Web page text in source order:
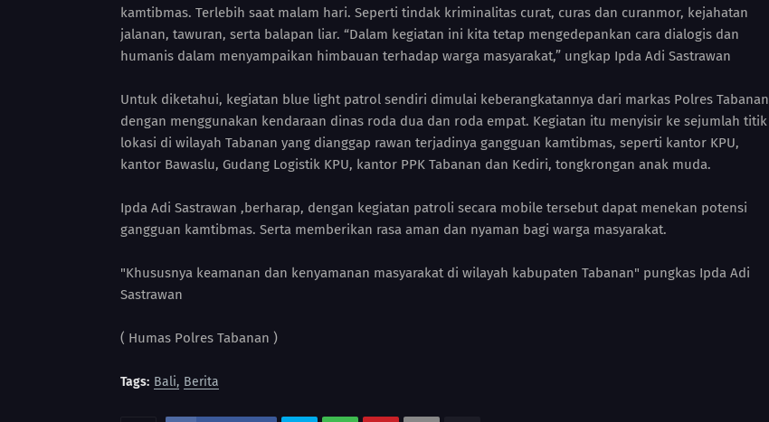
kamtibmas. Terlebih saat malam hari. Seperti tindak kriminalitas curat, curas dan curanmor, kejahatan
jalanan, tawuran, serta balapan liar. “Dalam kegiatan ini kita tetap mengedepankan cara dialogis dan
humanis dalam menyampaikan himbauan terhadap warga masyarakat,” ungkap Ipda Adi Sastrawan
Untuk diketahui, kegiatan blue light patrol sendiri dimulai keberangkatannya dari markas Polres Tabanan
dengan menggunakan kendaraan dinas roda dua dan roda empat. Kegiatan itu menyisir ke sejumlah titik
lokasi di wilayah Tabanan yang dianggap rawan terjadinya gangguan kamtibmas, seperti kantor KPU,
kantor Bawaslu, Gudang Logistik KPU, kantor PPK Tabanan dan Kediri, tongkrongan anak muda.
Ipda Adi Sastrawan ,berharap, dengan kegiatan patroli secara mobile tersebut dapat menekan potensi
gangguan kamtibmas. Serta memberikan rasa aman dan nyaman bagi warga masyarakat.
"Khususnya keamanan dan kenyamanan masyarakat di wilayah kabupaten Tabanan" pungkas Ipda Adi
Sastrawan
( Humas Polres Tabanan )
Tags: Bali Berita